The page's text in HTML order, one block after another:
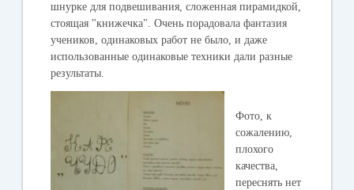
шнурке для подвешивания, сложенная пирамидкой,
стоящая "книжечка". Очень порадовала фантазия
учеников, одинаковых работ не было, и даже
использованные одинаковые техники дали разные
результаты.
Фото, к
сожалению,
плохого
качества,
переснять нет